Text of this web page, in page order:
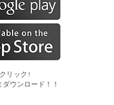
リック↑
ウンロード！！